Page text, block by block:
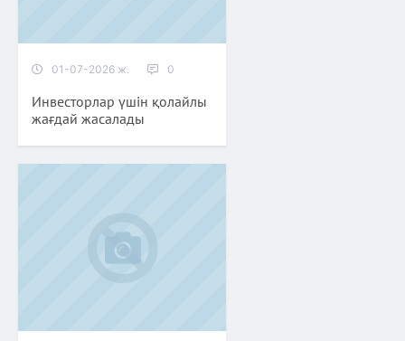
01-07-2026 ж. 0
Инвесторлар үшін қолайлы
жағдай жасалады